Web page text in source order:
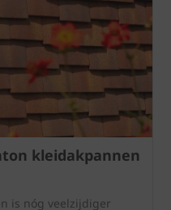
kleidakpannen
is nóg veelzijdiger